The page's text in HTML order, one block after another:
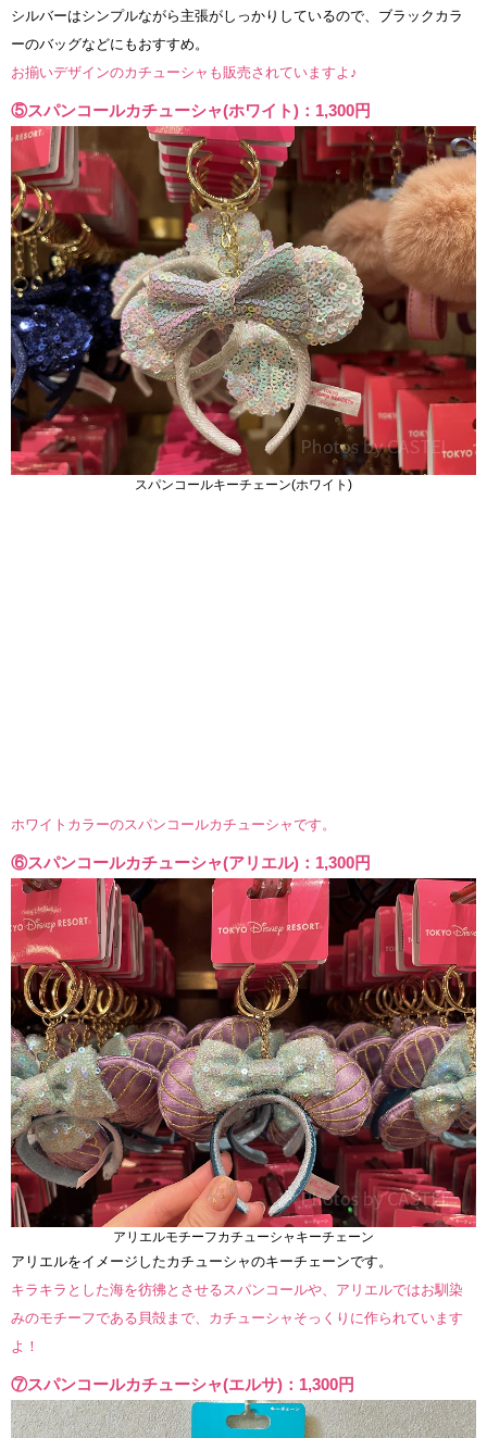
シルバーはシンプルながら主張がしっかりしているので、ブラックカラ
ーのバッグなどにもおすすめ。
お揃いデザインのカチューシャも販売されていますよ♪
⑤スパンコールカチューシャ(ホワイト)：1,300円
スパンコールキーチェーン(ホワイト)
ホワイトカラーのスパンコールカチューシャです。
⑥スパンコールカチューシャ(アリエル)：1,300円
アリエルモチーフカチューシャキーチェーン
アリエルをイメージしたカチューシャのキーチェーンです。
キラキラとした海を彷彿とさせるスパンコールや、アリエルではお馴染
みのモチーフである貝殻まで、カチューシャそっくりに作られています
よ！
⑦スパンコールカチューシャ(エルサ)：1,300円